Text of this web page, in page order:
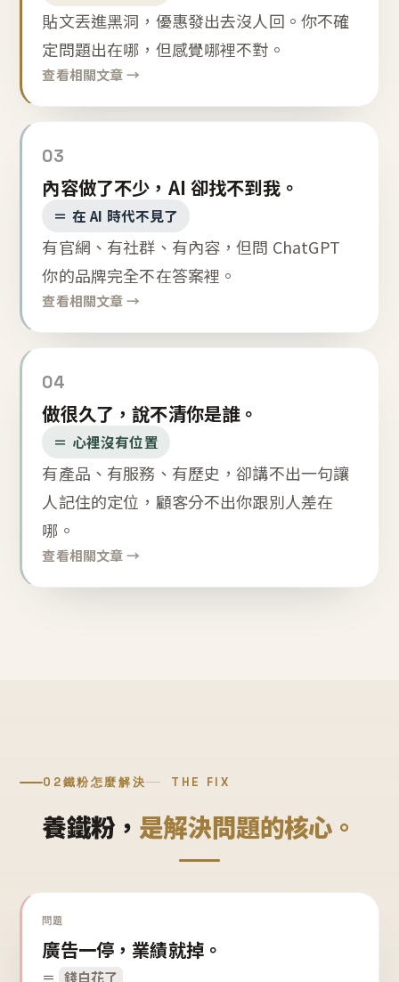
貼文丟進黑洞，優惠發出去沒人回。你不確
定問題出在哪，但感覺哪裡不對。
查看相關文章 →
03
內容做了不少，AI 卻找不到我。
＝ 在 AI 時代不見了
有官網、有社群、有內容，但問 ChatGPT
你的品牌完全不在答案裡。
查看相關文章 →
04
做很久了，說不清你是誰。
＝ 心裡沒有位置
有產品、有服務、有歷史，卻講不出一句讓
人記住的定位，顧客分不出你跟別人差在
哪。
查看相關文章 →
02鐵粉怎麼解決 THE FIX
養鐵粉， 是解決問題的核心。
問題
廣告一停，業績就掉。
＝ 錢白花了